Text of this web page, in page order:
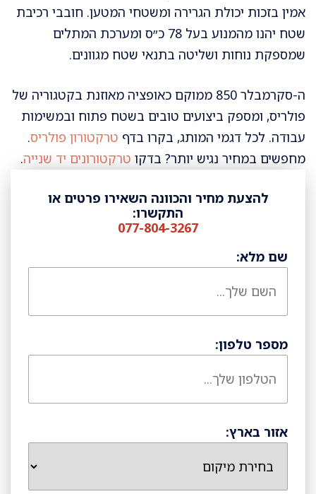
אמין בזכות יכולת הגרירה ומשטחי המטען. חובבי רכיבת
שטח יהנו מהמנוע בעל 78 כ״ס ומערכת המתלים
שמספקת נוחות ושליטה בתנאי שטח מגוונים.
ה-סקרמבלר 850 ממוקם כאופציה מאוזנת בקטגוריה של
פולריס, ומספק ביצועים טובים בשטח פתוח ובמשימות
עבודה. לכל דגמי המותג, בקרו בדף טרקטורון פולריס.
מחפשים במחיר נגיש יותר? בדקו טרקטורונים יד שנייה.
להצעת מחיר והכוונה השאירו פרטים או
התקשרו:
077-804-3267
שם מלא:
מספר טלפון:
אזור בארץ: